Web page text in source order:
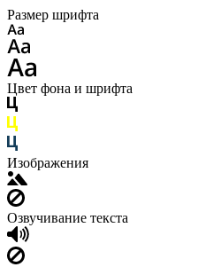
Размер шрифта
Цвет фона и шрифта
Изображения
Озвучивание текста